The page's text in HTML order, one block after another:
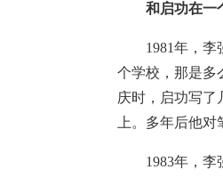
和启功在一
1981年，李强
个学校，那是多
庆时，启功写了
上。多年后他
1983年，李强